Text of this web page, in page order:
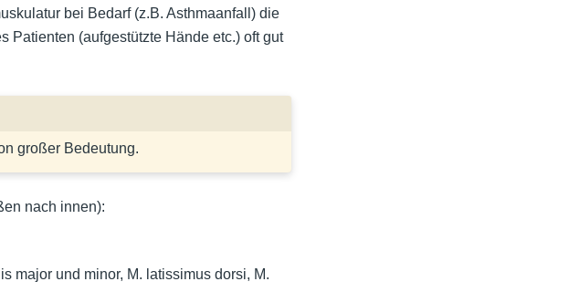
bei Bedarf (z.B. Asthmaanfall) die
Patienten (aufgestützte Hände etc.) oft gut
großer Bedeutung.
nach innen):
major und minor, M. latissimus dorsi, M.